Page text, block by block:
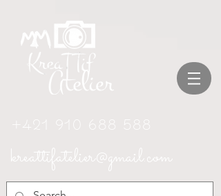
+421 910 688 588
kreattifatelier@gmail.com